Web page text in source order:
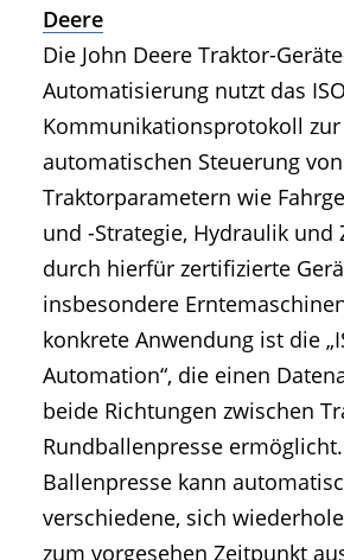
Deere
Die John Deere Traktor-
Automatisierung nutzt das
Kommunikationsprotokoll zur
automatischen Steuerung
Traktorparametern wie
und -Strategie, Hydraulik und
durch hierfür zertifizierte
insbesondere
konkrete Anwendung ist die
Automation“, die einen
beide Richtungen zwischen
Rundballenpresse
Ballenpresse kann
verschiedene, sich
zum vorgesehen Zeitpunkt